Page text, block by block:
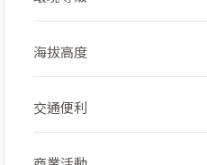
海拔高度
交通便利